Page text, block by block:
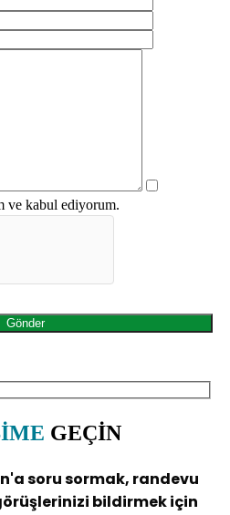
ve kabul ediyorum.
GEÇİN
soru sormak, randevu
bildirmek için